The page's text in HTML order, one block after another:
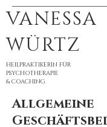
VANESSA
WÜRTZ
HEILPRAKTIKERIN FÜR
PSYCHOTHERAPIE
& COACHING
Allgemeine